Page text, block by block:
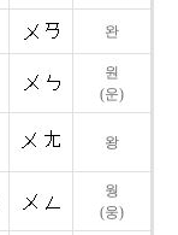
완
원
(운)
왕
웡
(웅)